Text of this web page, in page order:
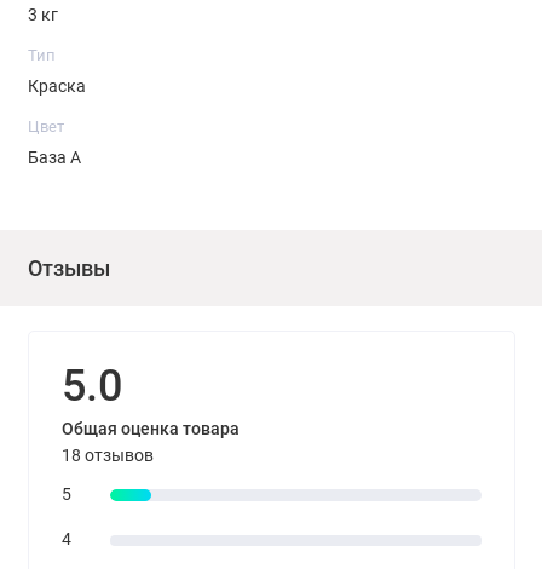
3 кг
Тип
Краска
Цвет
База А
Отзывы
5.0
Общая оценка товара
18 отзывов
5
4